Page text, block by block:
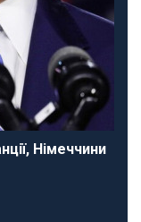
Німеччини